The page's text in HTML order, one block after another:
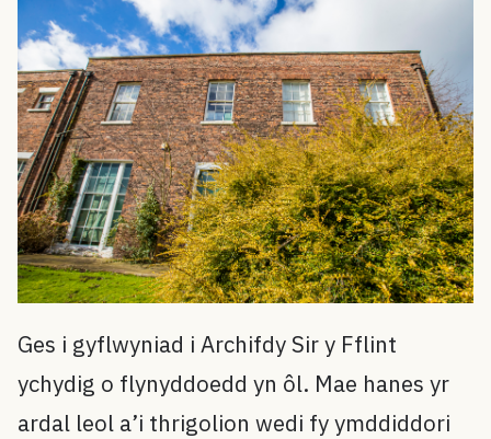
Ges i gyflwyniad i Archifdy Sir y Fflint
ychydig o flynyddoedd yn ôl. Mae hanes yr
ardal leol a’i thrigolion wedi fy ymddiddori